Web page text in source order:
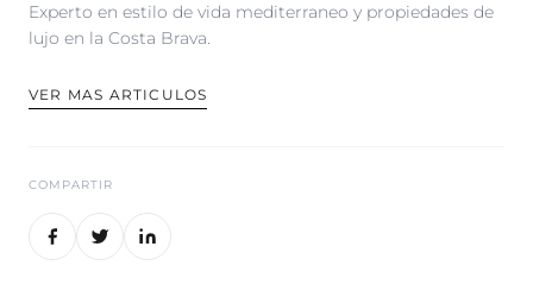
Experto en estilo de vida mediterraneo y propiedades de
lujo en la Costa Brava.
VER MAS ARTICULOS
COMPARTIR